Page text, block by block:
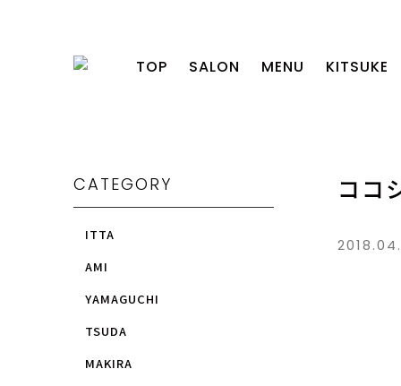
TOP SALON MENU KITSUKE
ココ
CATEGORY
ITTA
AMI
YAMAGUCHI
TSUDA
MAKIRA